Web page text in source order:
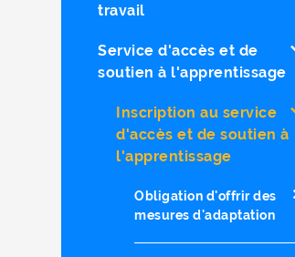
travail
Service d'accès et de
soutien à l'apprentissage
Inscription au service
d'accès et de soutien à
l'apprentissage
Obligation d'offrir des
mesures d'adaptation